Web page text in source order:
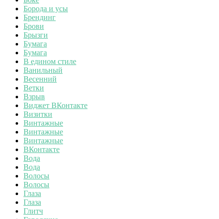
Борода и усы
Брендинг
Брови
Брызги
Бумага
Бумага
В едином стиле
Ванильный
Весенний
Ветки
Взрыв
Виджет ВКонтакте
Визитки
Винтажные
Винтажные
Винтажные
ВКонтакте
Вода
Вода
Волосы
Волосы
Глаза
Глаза
Глитч